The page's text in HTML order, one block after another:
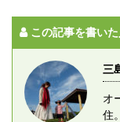
この記事を書いた
三
オ
住